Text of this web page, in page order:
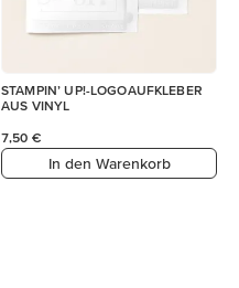
STAMPIN’ UP!-LOGOAUFKLEBER
AUS VINYL
7,50 €
In den Warenkorb